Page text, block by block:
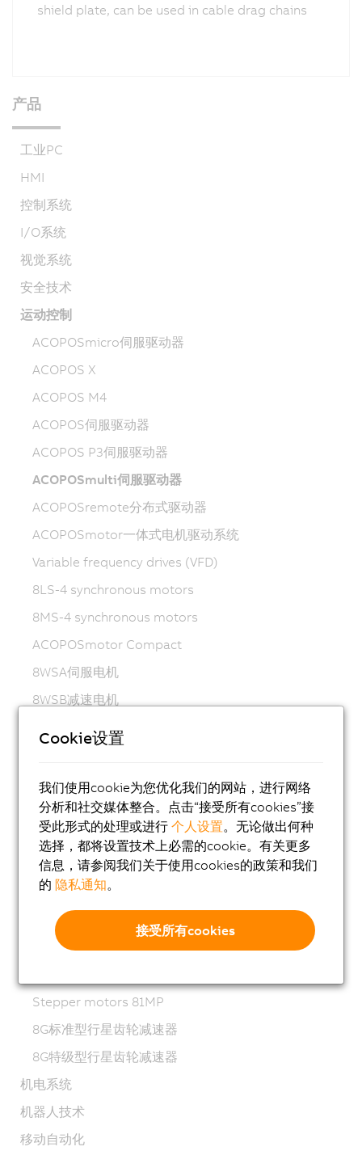
shield plate, can be used in cable drag chains
产品
工业PC
HMI
控制系统
I/O系统
视觉系统
安全技术
运动控制
ACOPOSmicro伺服驱动器
ACOPOS X
ACOPOS M4
ACOPOS伺服驱动器
ACOPOS P3伺服驱动器
ACOPOSmulti伺服驱动器
ACOPOSremote分布式驱动器
ACOPOSmotor一体式电机驱动系统
Variable frequency drives (VFD)
8LS-4 synchronous motors
8MS-4 synchronous motors
ACOPOSmotor Compact
8WSA伺服电机
8WSB减速电机
8LVA同步电机
8LWA同步电机
8LS同步电机
8LSN同步电机
8JSA同步电机
8JS不锈钢伺服电机
8KS同步电机
8LT扭矩电机
Stepper motors 81MP
8G标准型行星齿轮减速器
8G特级型行星齿轮减速器
机电系统
机器人技术
移动自动化
Cookie设置
我们使用cookie为您优化我们的网站，进行网络
分析和社交媒体整合。点击“接受所有cookies”接
受此形式的处理或进行个人设置。无论做出何种
选择，都将设置技术上必需的cookie。有关更多
信息，请参阅我们关于使用cookies的政策和我们
的隐私通知。
接受所有cookies